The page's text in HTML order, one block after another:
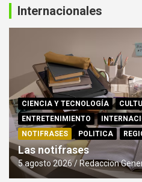
Internacionales
CIENCIA Y TECNOLOGÍA
ENTRETENIMIENTO
NOTIFRASES
POLITICA
Las notifrases
5 agosto 2026 Redaccion